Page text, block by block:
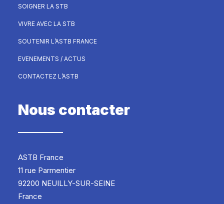
SOIGNER LA STB
VIVRE AVEC LA STB
SOUTENIR L’ASTB FRANCE
EVENEMENTS / ACTUS
CONTACTEZ L’ASTB
Nous contacter
ASTB France
11 rue Parmentier
92200 NEUILLY-SUR-SEINE
France